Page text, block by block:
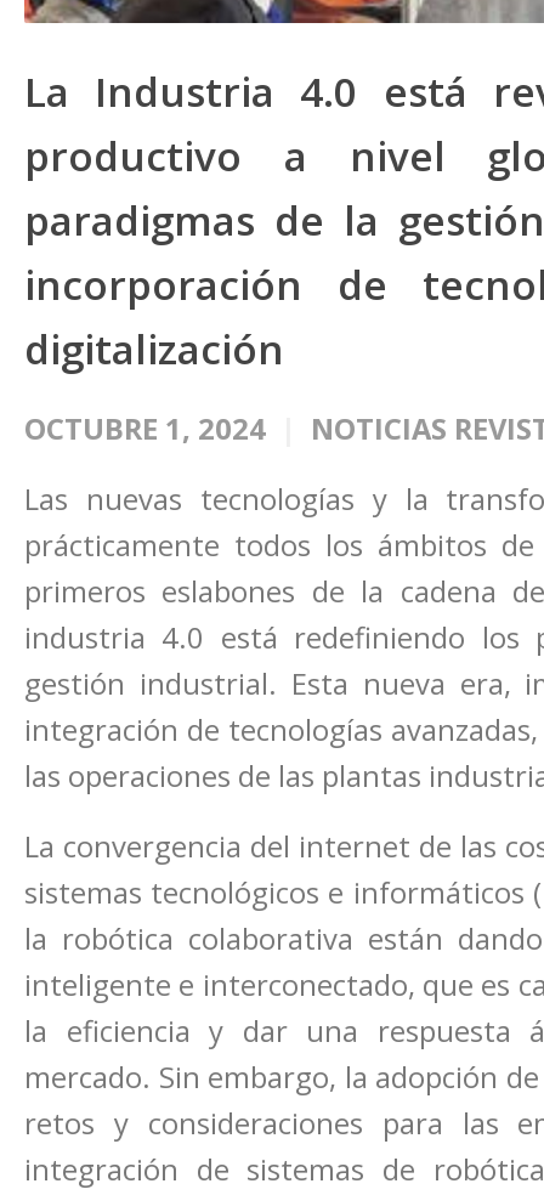
La Industria 4.0 está
productivo a nivel
paradigmas de la
incorporación de
digitalización
OCTUBRE 1, 2024
NOTICIAS
Las nuevas tecnologías y la
prácticamente todos los ámbitos
primeros eslabones de la cadena
industria 4.0 está redefiniendo los
gestión industrial. Esta nueva era,
integración de tecnologías
las operaciones de las plantas
La convergencia del internet de las
sistemas tecnológicos e informáticos
la robótica colaborativa están
inteligente e interconectado, que es
la eficiencia y dar una respuesta
mercado. Sin embargo, la adopción
retos y consideraciones para las
integración de sistemas de